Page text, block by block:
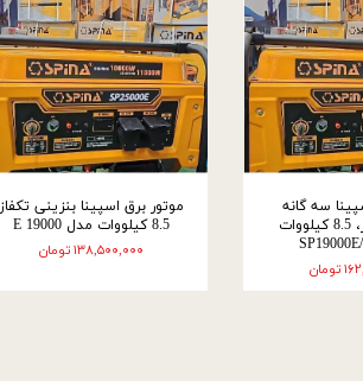
سه گانه
سوز ، سه فاز، 8.5 کیلووات
موتور برق اسپینا بنزینی تکفاز
8.5 کیلووات مدل 19000 E
۱۳۸,۵۰۰,۰۰۰ تومان